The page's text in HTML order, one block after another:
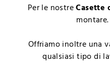
Per le nostreCasette
Offriamo inoltre una
qualsiasi tipo di